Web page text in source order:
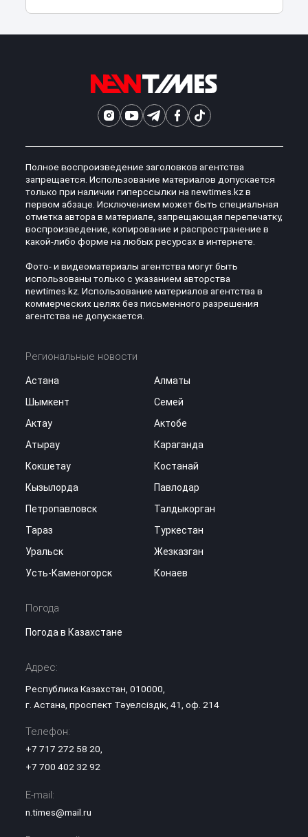
Полное воспроизведение заголовков агентства
запрещается. Использование материалов допускается
только при наличии гиперссылки на newtimes.kz в
первом абзаце. Исключением может быть специальная
отметка автора в материале, запрещающая перепечатку,
воспроизведение, копирование и распространение в
какой-либо форме на любых ресурсах в интернете.
Фото- и видеоматериалы агентства могут быть
использованы только с указанием авторства
newtimes.kz. Использование материалов агентства в
коммерческих целях без письменного разрешения
агентства не допускается.
Региональные новости
Астана
Алматы
Шымкент
Семей
Актау
Актобе
Атырау
Караганда
Кокшетау
Костанай
Кызылорда
Павлодар
Петропавловск
Талдыкорган
Тараз
Туркестан
Уральск
Жезказган
Усть-Каменогорск
Конаев
Погода
Погода в Казахстане
Адрес:
Республика Казахстан, 010000,
г. Астана, проспект Тәуелсіздік, 41, оф. 214
Телефон:
+7 717 272 58 20
+7 700 402 32 92
E-mail:
n.times@mail.ru